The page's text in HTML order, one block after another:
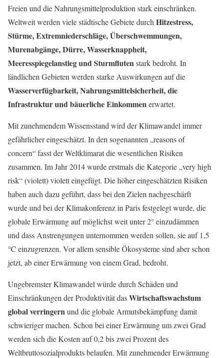
Freien und die Nahrungsmittelproduktion stark einschränken.
Weltweit werden viele städtische Gebiete durch Hitzestress,
Stürme, Extremniederschläge, Überschwemmungen,
Murenabgänge, Dürre, Wasserknappheit,
Meeresspiegelanstieg und Sturmflutenstark bedroht. In
ländlichen Gebieten werden starke Auswirkungen auf die
Wasserverfügbarkeit, Nahrungsmittelsicherheit, die
Infrastruktur und bäuerliche Einkommenerwartet.
Mit zunehmendem Wissensstand wird der Klimawandel immer
gefährlicher eingeschätzt. In den sogenannten „reasons of
concern“ fasst der Weltklimarat die wesentlichen Risiken
zusammen. Im Jahr 2014 wurde erstmals die Kategorie „very high
risk“ (violett) violett eingefügt. Die höher eingeschätzten Risiken
haben auch dazu geführt, dass bei den Zielen nachgeschärft
wurde und bei der Klimakonferenz in Paris festgelegt wurde, die
globale Erwärmung auf möglichst weit unter 2° einzudämmen
und dass Anstrengungen unternommen werden sollen, sie auf 1,5
°C einzugrenzen. Vor allem sensible Ökosysteme sind aber schon
jetzt, ab einer Erwärmung von einem Grad, bedroht.
Ungebremster Klimawandel würde durch Schäden und
Einschränkungen der Produktivität dasWirtschaftswachstum
global verringernund die globale Armutsbekämpfung damit
schwieriger machen. Schon bei einer Erwärmung um zwei Grad
werden sich die Kosten auf 0,2 bis zwei Prozent des
Weltbruttosozialprodukts belaufen. Mit zunehmender Erwärmung